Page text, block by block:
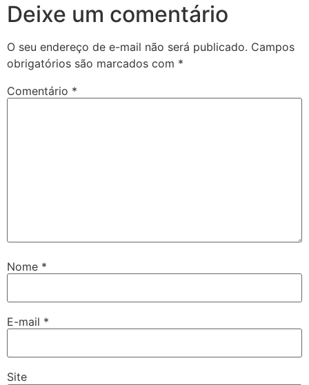
Deixe um comentário
O seu endereço de e-mail não será publicado. Campos
obrigatórios são marcados com *
Comentário *
Nome *
E-mail *
Site